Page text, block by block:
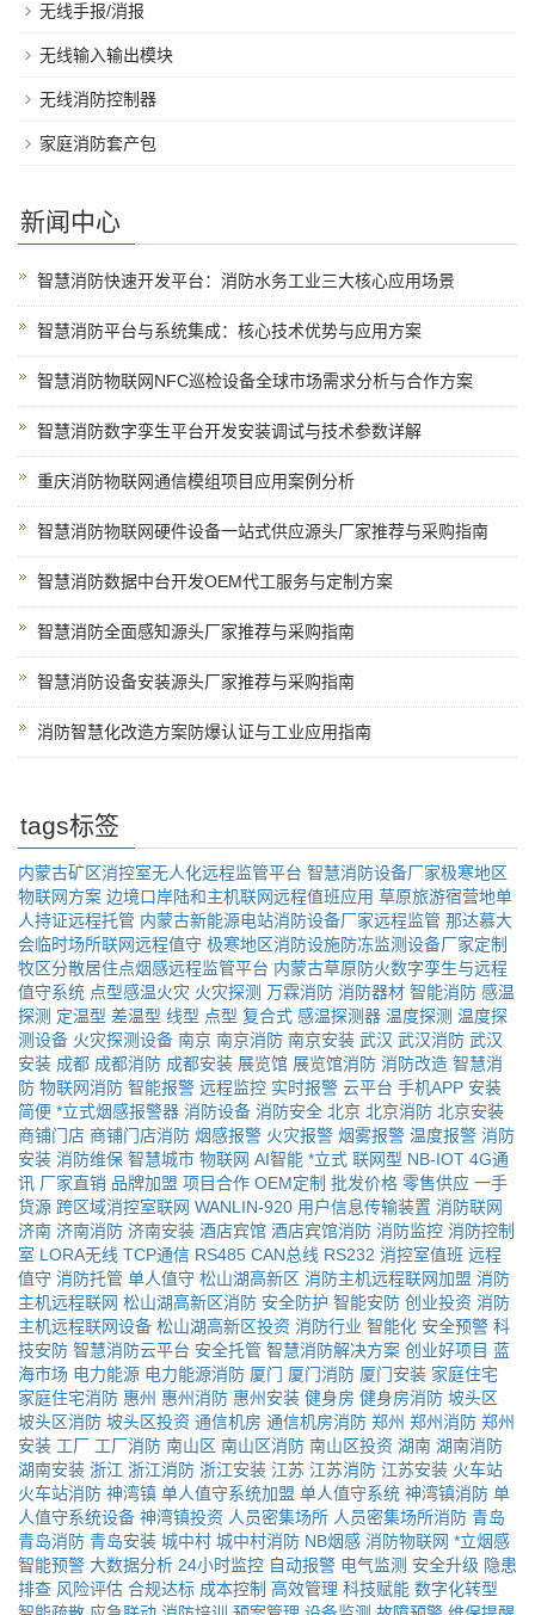
无线手报/消报
无线输入输出模块
无线消防控制器
家庭消防套产包
新闻中心
智慧消防快速开发平台：消防水务工业三大核心应用场景
智慧消防平台与系统集成：核心技术优势与应用方案
智慧消防物联网NFC巡检设备全球市场需求分析与合作方案
智慧消防数字孪生平台开发安装调试与技术参数详解
重庆消防物联网通信模组项目应用案例分析
智慧消防物联网硬件设备一站式供应源头厂家推荐与采购指南
智慧消防数据中台开发OEM代工服务与定制方案
智慧消防全面感知源头厂家推荐与采购指南
智慧消防设备安装源头厂家推荐与采购指南
消防智慧化改造方案防爆认证与工业应用指南
tags标签
内蒙古矿区消控室无人化远程监管平台 智慧消防设备厂家极寒地区
物联网方案 边境口岸陆和主机联网远程值班应用 草原旅游宿营地单
人持证远程托管 内蒙古新能源电站消防设备厂家远程监管 那达慕大
会临时场所联网远程值守 极寒地区消防设施防冻监测设备厂家定制
牧区分散居住点烟感远程监管平台 内蒙古草原防火数字孪生与远程
值守系统 点型感温火灾 火灾探测 万霖消防 消防器材 智能消防 感温
探测 定温型 差温型 线型 点型 复合式 感温探测器 温度探测 温度探
测设备 火灾探测设备 南京 南京消防 南京安装 武汉 武汉消防 武汉
安装 成都 成都消防 成都安装 展览馆 展览馆消防 消防改造 智慧消
防 物联网消防 智能报警 远程监控 实时报警 云平台 手机APP 安装
简便 *立式烟感报警器 消防设备 消防安全 北京 北京消防 北京安装
商铺门店 商铺门店消防 烟感报警 火灾报警 烟雾报警 温度报警 消防
安装 消防维保 智慧城市 物联网 AI智能 *立式 联网型 NB-IOT 4G通
讯 厂家直销 品牌加盟 项目合作 OEM定制 批发价格 零售供应 一手
货源 跨区域消控室联网 WANLIN-920 用户信息传输装置 消防联网
济南 济南消防 济南安装 酒店宾馆 酒店宾馆消防 消防监控 消防控制
室 LORA无线 TCP通信 RS485 CAN总线 RS232 消控室值班 远程
值守 消防托管 单人值守 松山湖高新区 消防主机远程联网加盟 消防
主机远程联网 松山湖高新区消防 安全防护 智能安防 创业投资 消防
主机远程联网设备 松山湖高新区投资 消防行业 智能化 安全预警 科
技安防 智慧消防云平台 安全托管 智慧消防解决方案 创业好项目 蓝
海市场 电力能源 电力能源消防 厦门 厦门消防 厦门安装 家庭住宅
家庭住宅消防 惠州 惠州消防 惠州安装 健身房 健身房消防 坡头区
坡头区消防 坡头区投资 通信机房 通信机房消防 郑州 郑州消防 郑州
安装 工厂 工厂消防 南山区 南山区消防 南山区投资 湖南 湖南消防
湖南安装 浙江 浙江消防 浙江安装 江苏 江苏消防 江苏安装 火车站
火车站消防 神湾镇 单人值守系统加盟 单人值守系统 神湾镇消防 单
人值守系统设备 神湾镇投资 人员密集场所 人员密集场所消防 青岛
青岛消防 青岛安装 城中村 城中村消防 NB烟感 消防物联网 *立烟感
智能预警 大数据分析 24小时监控 自动报警 电气监测 安全升级 隐患
排查 风险评估 合规达标 成本控制 高效管理 科技赋能 数字化转型